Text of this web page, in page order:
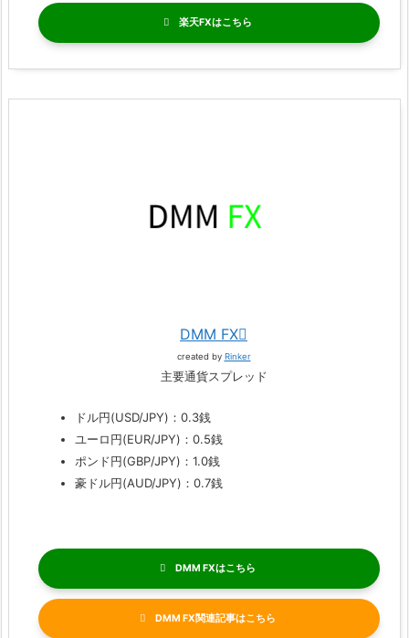
楽天FX
DMM FX
created by Rinker
主要通貨スプレッド
ドル円(USD/JPY)：0.3銭
ユーロ円(EUR/JPY)：0.5銭
ポンド円(GBP/JPY)：1.0銭
豪ドル円(AUD/JPY)：0.7銭
DMM FX
DMM FX関連記事